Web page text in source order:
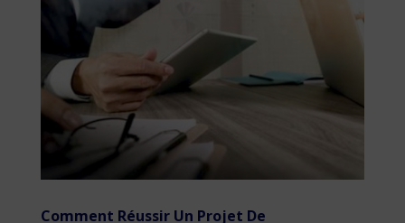
Comment Réussir Un Projet De